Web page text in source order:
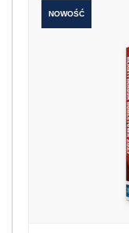
NOWOŚĆ